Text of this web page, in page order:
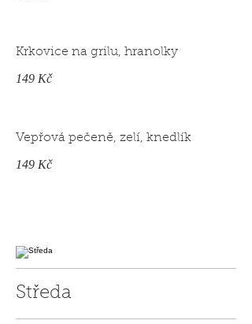
Krkovice na grilu, hranolky
149 Kč
Vepřová pečeně, zelí, knedlík
149 Kč
Středa